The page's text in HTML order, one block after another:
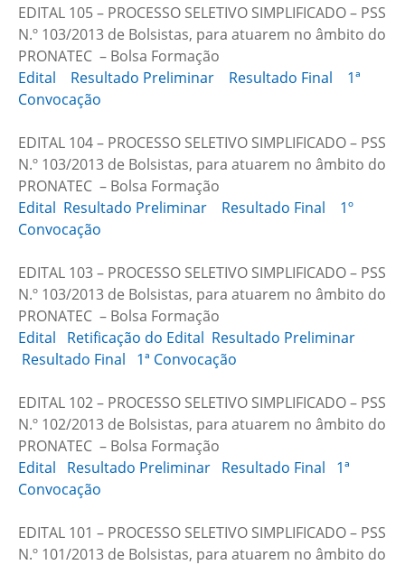
EDITAL 105 – PROCESSO SELETIVO SIMPLIFICADO – PSS
N.º 103/2013 de Bolsistas, para atuarem no âmbito do
PRONATEC – Bolsa Formação
Edital
Resultado Preliminar Resultado Final
1ª
Convocação
EDITAL 104 – PROCESSO SELETIVO SIMPLIFICADO – PSS
N.º 103/2013 de Bolsistas, para atuarem no âmbito do
PRONATEC – Bolsa Formação
Edital Resultado Preliminar Resultado Final
1º
Convocação
EDITAL 103 – PROCESSO SELETIVO SIMPLIFICADO – PSS
N.º 103/2013 de Bolsistas, para atuarem no âmbito do
PRONATEC – Bolsa Formação
Edital
Retificação do Edital Resultado Preliminar
Resultado Final
1ª Convocação
EDITAL 102 – PROCESSO SELETIVO SIMPLIFICADO – PSS
N.º 102/2013 de Bolsistas, para atuarem no âmbito do
PRONATEC – Bolsa Formação
Edital
Resultado Preliminar Resultado Final
1ª
Convocação
EDITAL 101 – PROCESSO SELETIVO SIMPLIFICADO – PSS
N.º 101/2013 de Bolsistas, para atuarem no âmbito do